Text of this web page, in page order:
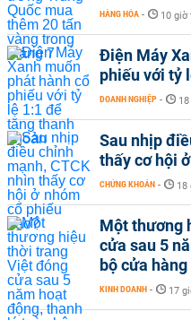
HÀNG HÓA - 10
Điện Máy
phiếu với tỷ
DOANH NGHIỆP -
Sau nhịp
thấy cơ hội
CHỨNG KHOÁN - 18
Một thương
cửa sau 5
bộ cửa hàng
KINH DOANH - 17